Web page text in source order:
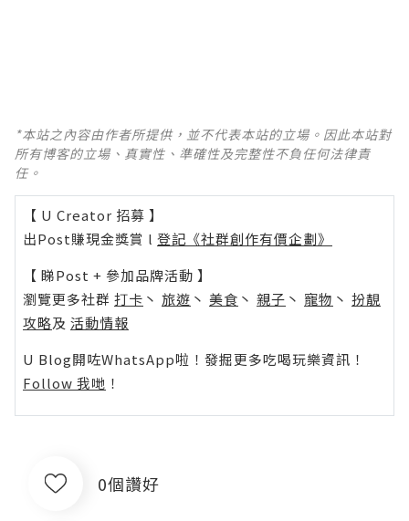
*本站之內容由作者所提供，並不代表本站的立場。因此本站對
所有博客的立場、真實性、準確性及完整性不負任何法律責
任。
【 U Creator 招募 】
出Post賺現金獎賞 l 登記《社群創作有價企劃》
【 睇Post + 參加品牌活動 】
瀏覽更多社群 打卡 丶 旅遊 丶 美食 丶 親子 丶 寵物 丶 扮靚
攻略及 活動情報
U Blog開咗WhatsApp啦！發掘更多吃喝玩樂資訊！
Follow 我哋 ！
0個讚好